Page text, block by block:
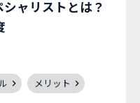
ャリストとは？
メリット